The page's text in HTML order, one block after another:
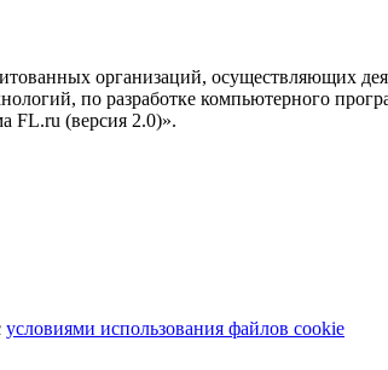
организаций, осуществляющих
по разработке компьютерного
FL.ru (версия 2.0)».
условиями использования файлов cookie